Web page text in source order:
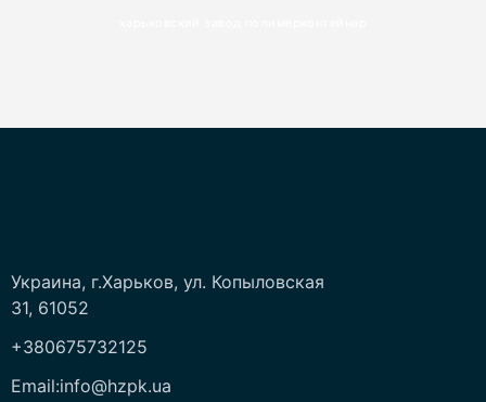
Украина, г.Харьков, ул. Копыловская
31, 61052
+380675732125
Email:info@hzpk.ua